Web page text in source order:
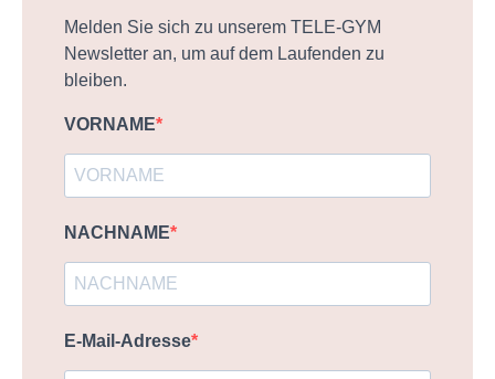
Melden Sie sich zu unserem TELE-GYM
Newsletter an, um auf dem Laufenden zu
bleiben.
VORNAME
NACHNAME
E-Mail-Adresse